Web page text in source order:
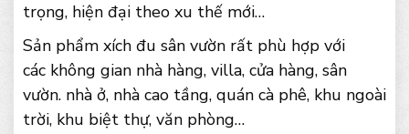
trọng, hiện đại theo xu thế mới…
Sản phẩm xích đu sân vườn rất phù hợp với
các không gian nhà hàng, villa, cửa hàng, sân
vườn. nhà ở, nhà cao tầng, quán cà phê, khu ngoài
trời, khu biệt thự, văn phòng…